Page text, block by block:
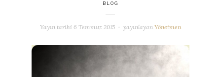
BLOG
Yayın tarihi6 Temmuz 2015 yayınlayan Yönetmen